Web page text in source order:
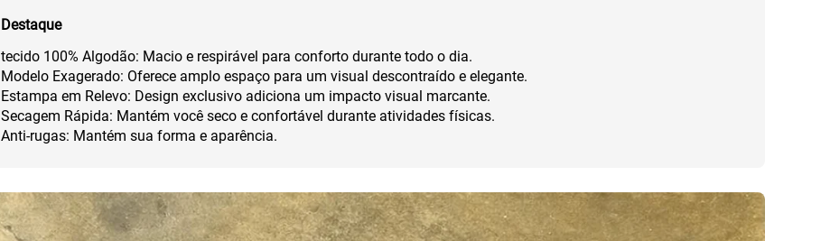
Destaque
tecido 100% Algodão: Macio e respirável para conforto durante todo o dia.
Modelo Exagerado: Oferece amplo espaço para um visual descontraído e elegante.
Estampa em Relevo: Design exclusivo adiciona um impacto visual marcante.
Secagem Rápida: Mantém você seco e confortável durante atividades físicas.
Anti-rugas: Mantém sua forma e aparência.